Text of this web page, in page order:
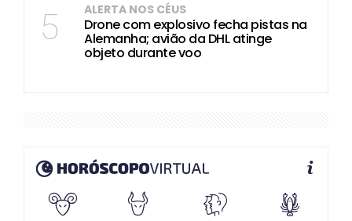
5 ALERTA NOS CÉUS
Drone com explosivo fecha pistas na
Alemanha; avião da DHL atinge
objeto durante voo